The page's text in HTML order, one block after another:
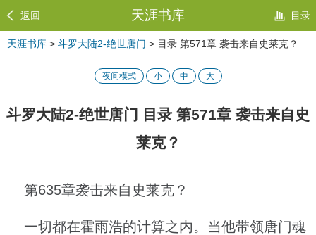
返回 天涯书库 目录
天涯书库 > 斗罗大陆2-绝世唐门 > 目录 第571章 袭击来自史莱克？
夜间模式 小 中 大
斗罗大陆2-绝世唐门 目录 第571章 袭击来自史
莱克？
第635章袭击来自史莱克？
一切都在霍雨浩的计算之内。当他带领唐门魂